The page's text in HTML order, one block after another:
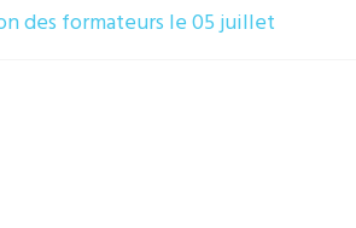
des formateurs le 05 juillet